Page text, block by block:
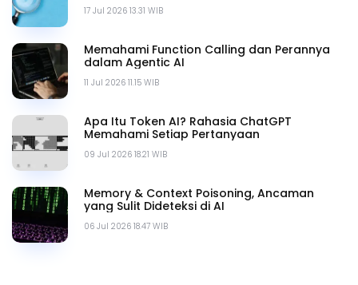
17 Jul 2026 13.31 WIB
11 Jul 2026 11.15 WIB
Memahami Function Calling dan Perannya
dalam Agentic AI
09 Jul 2026 18.21 WIB
Apa Itu Token AI? Rahasia ChatGPT
Memahami Setiap Pertanyaan
06 Jul 2026 18.47 WIB
Memory & Context Poisoning, Ancaman
yang Sulit Dideteksi di AI